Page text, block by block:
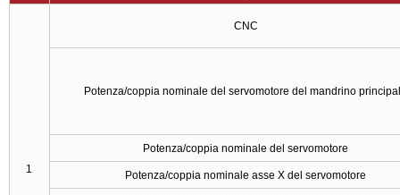
1
CNC
Potenza/coppia nominale del servomotore del mandrino
Potenza/coppia nominale del servomotore
Potenza/coppia nominale asse X del servomotore